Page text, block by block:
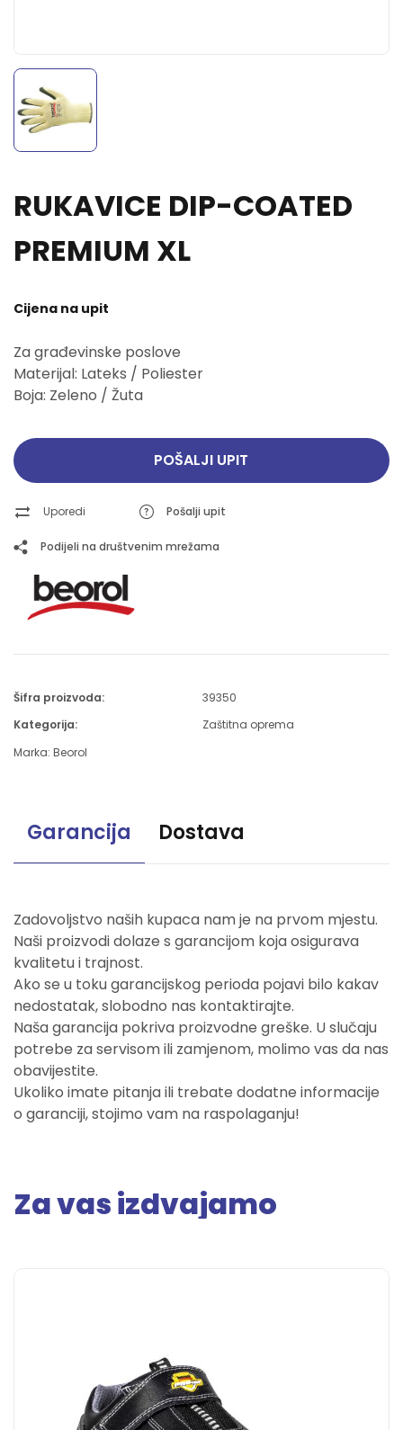
RUKAVICE DIP-COATED
PREMIUM XL
Cijena na upit
Za građevinske poslove
Materijal: Lateks / Poliester
Boja: Zeleno / Žuta
POŠALJI UPIT
Uporedi Pošalji upit
Podijeli na društvenim mrežama
Šifra proizvoda:
39350
Kategorija:
Zaštitna oprema
Marka: Beorol
Garancija Dostava
Zadovoljstvo naših kupaca nam je na prvom mjestu.
Naši proizvodi dolaze s garancijom koja osigurava
kvalitetu i trajnost.
Ako se u toku garancijskog perioda pojavi bilo kakav
nedostatak, slobodno nas kontaktirajte.
Naša garancija pokriva proizvodne greške. U slučaju
potrebe za servisom ili zamjenom, molimo vas da nas
obavijestite.
Ukoliko imate pitanja ili trebate dodatne informacije
o garanciji, stojimo vam na raspolaganju!
Za vas izdvajamo